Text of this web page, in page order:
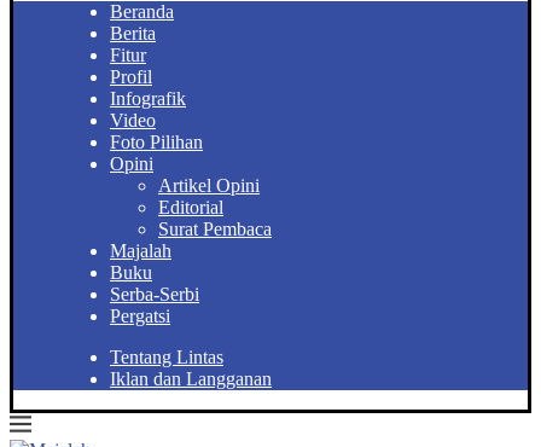
Beranda
Berita
Fitur
Profil
Infografik
Video
Foto Pilihan
Opini
Artikel Opini
Editorial
Surat Pembaca
Majalah
Buku
Serba-Serbi
Pergatsi
Tentang Lintas
Iklan dan Langganan